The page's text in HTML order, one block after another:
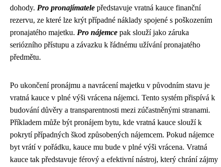
dohody. Pro pronajímatele představuje vratná kauce finanční
rezervu, ze které lze krýt případné náklady spojené s poškozením
pronajatého majetku. Pro nájemce pak slouží jako záruka
seriózního přístupu a závazku k řádnému užívání pronajatého
předmětu.
Po ukončení pronájmu a navrácení majetku v původním stavu je
vratná kauce v plné výši vrácena nájemci. Tento systém přispívá k
budování důvěry a transparentnosti mezi zúčastněnými stranami.
Příkladem může být pronájem bytu, kde vratná kauce slouží k
pokrytí případných škod způsobených nájemcem. Pokud nájemce
byt vrátí v pořádku, kauce mu bude v plné výši vrácena. Vratná
kauce tak představuje férový a efektivní nástroj, který chrání zájmy